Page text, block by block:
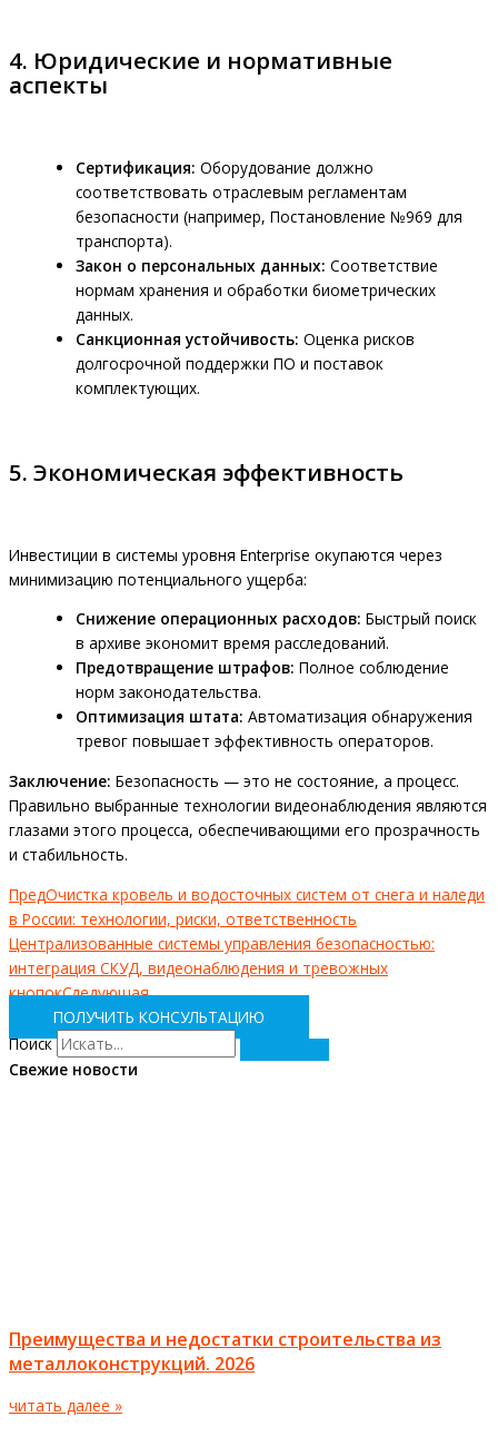
4. Юридические и нормативные
аспекты
Сертификация: Оборудование должно
соответствовать отраслевым регламентам
безопасности (например, Постановление №969 для
транспорта).
Закон о персональных данных: Соответствие
нормам хранения и обработки биометрических
данных.
Санкционная устойчивость: Оценка рисков
долгосрочной поддержки ПО и поставок
комплектующих.
5. Экономическая эффективность
Инвестиции в системы уровня Enterprise окупаются через
минимизацию потенциального ущерба:
Снижение операционных расходов: Быстрый поиск
в архиве экономит время расследований.
Предотвращение штрафов: Полное соблюдение
норм законодательства.
Оптимизация штата: Автоматизация обнаружения
тревог повышает эффективность операторов.
Заключение: Безопасность — это не состояние, а процесс.
Правильно выбранные технологии видеонаблюдения являются
глазами этого процесса, обеспечивающими его прозрачность
и стабильность.
ПредОчистка кровель и водосточных систем от снега и наледи
в России: технологии, риски, ответственность
Централизованные системы управления безопасностью:
интеграция СКУД, видеонаблюдения и тревожных
кнопокСледующая
ПОЛУЧИТЬ КОНСУЛЬТАЦИЮ
Поиск
Свежие новости
Преимущества и недостатки строительства из
металлоконструкций. 2026
читать далее »